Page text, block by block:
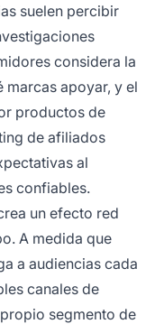
suelen percibir
considera la
apoyar, y el
productos de
de afiliados
al
confiables.
un efecto red
A medida que
a audiencias cada
canales de
segmento de